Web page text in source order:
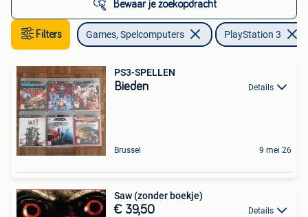
Bewaar je zoekopdracht
Filters Games, Spelcomputers PlayStation 3
PS3-SPELLEN
Bieden Details
Brussel 9 mei 26
Saw (zonder boekje)
€ 39,50 Details